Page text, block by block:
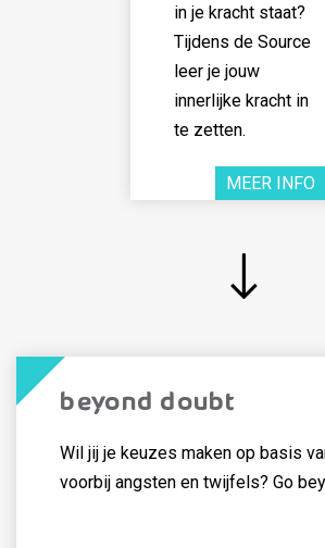
in je kracht staat?
Tijdens de Source
leer je jouw
innerlijke kracht in
te zetten.
MEER INFO
Beyond Doubt
Wil jij je keuzes maken op basis
voorbij angsten en twijfels? Go